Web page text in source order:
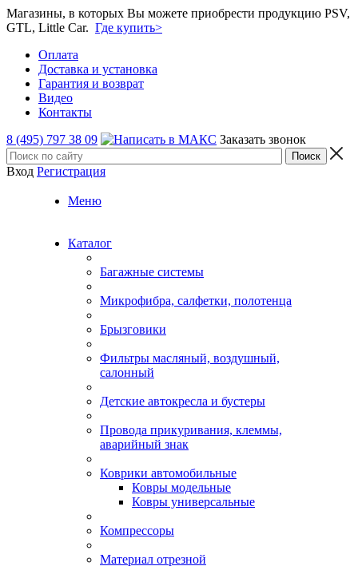
Магазины, в которых Вы можете приобрести продукцию PSV,
GTL, Little Car. Где купить>
Оплата
Доставка и установка
Гарантия и возврат
Видео
Контакты
8 (495) 797 38 09
Заказать звонок
Вход Регистрация
Меню
Каталог
Багажные системы
Микрофибра, салфетки, полотенца
Брызговики
Фильтры масляный, воздушный,
салонный
Детские автокресла и бустеры
Провода прикуривания, клеммы,
аварийный знак
Коврики автомобильные
Ковры модельные
Ковры универсальные
Компрессоры
Материал отрезной